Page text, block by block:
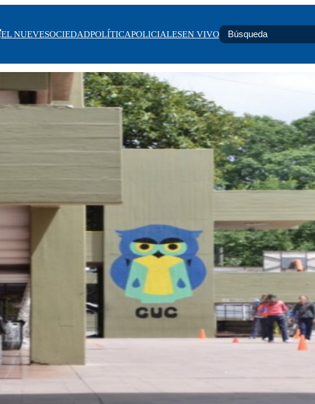
EL NUEVESOCIEDADPOLÍTICAPOLICIALESEN VIVO